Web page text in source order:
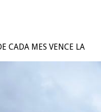
CADA MES VENCE LA